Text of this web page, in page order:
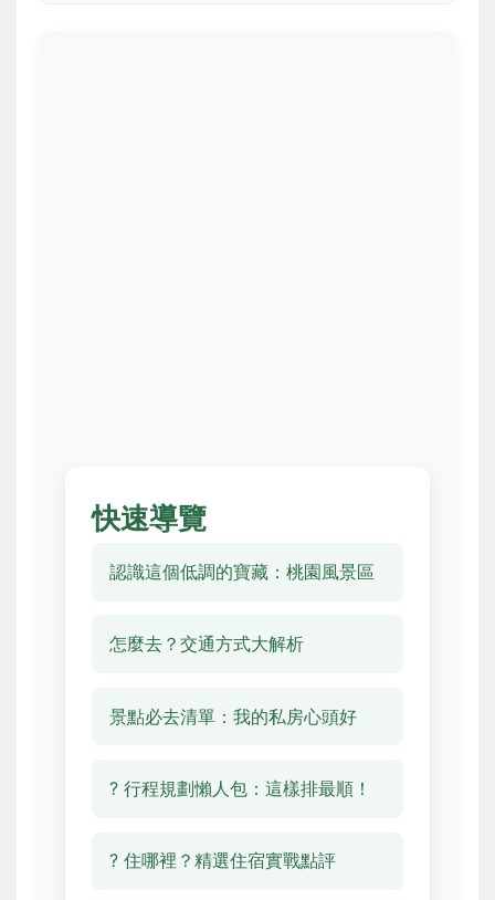
快速導覽
認識這個低調的寶藏：桃園風景區
怎麼去？交通方式大解析
景點必去清單：我的私房心頭好
? 行程規劃懶人包：這樣排最順！
? 住哪裡？精選住宿實戰點評